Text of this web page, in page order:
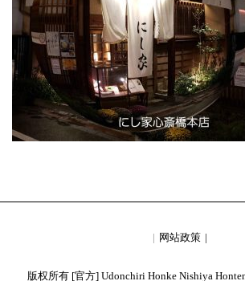
网站政策
版权所有 [官方] Udonchiri Honke Nishiya